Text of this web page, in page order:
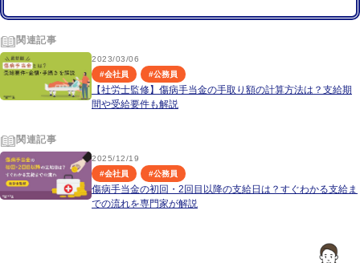
関連記事
2023/03/06
#会社員 #公務員
【社労士監修】傷病手当金の手取り額の計算方法は？支給期
間や受給要件も解説
関連記事
2025/12/19
#会社員 #公務員
傷病手当金の初回・2回目以降の支給日は？すぐわかる支給ま
での流れを専門家が解説